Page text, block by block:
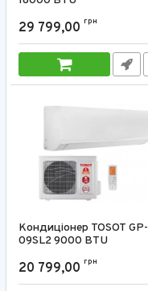
29 799,00 грн
Кондиціонер TOSOT GP-
09SL2 9000 BTU
20 799,00 грн